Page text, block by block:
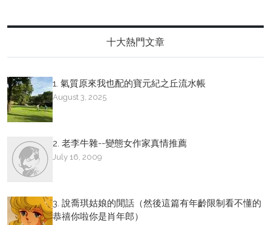
十大熱門文章
1. 氣質原來我也配的寶元紀之丘流水帳
August 3, 2025
2. 老李牛雜--變態女作家真情推薦
July 16, 2009
3. 說喬琪姑娘的閒話（然後這篇有年齡限制看不懂的
恭禧你啦你是肖年郎）